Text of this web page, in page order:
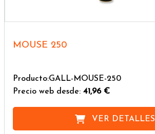
MOUSE 250
Producto:GALL-MOUSE-250
Precio web desde: 41,96 €
VER DETALLES